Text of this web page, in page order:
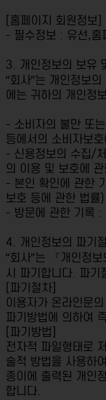
[홈페이지 회원정보]
- 필수정보 : 유선,홈
3. 개인정보의 보유
“회사”는 개인정보
에는 귀하의 개인정
- 소비자의 불만 또
등에서의 소비자보
- 신용정보의 수집/
의 이용 및 보호에
- 본인 확인에 관한
보호 등에 관한 법률)
- 방문에 관한 기록 :
4. 개인정보의 파기
“회사”는 『개인정
시 파기합니다. 파기
[파기절차]
이용자가 온라인문
파기방법에 의하여
[파기방법]
전자적 파일형태로
술적 방법을 사용하
종이에 출력된 개인
합니다.